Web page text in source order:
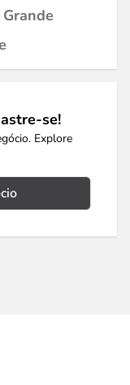
se!
Explore